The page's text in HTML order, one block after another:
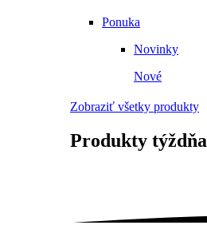
Ponuka
Novinky
Nové
Zobraziť všetky produkty
Produkty týždňa